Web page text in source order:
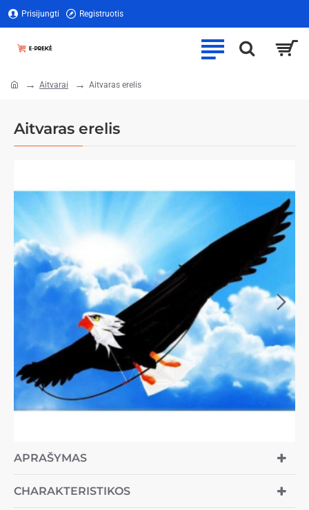
Prisijungti Registruotis
Aitvaras erelis
Aitvarai Aitvaras erelis
APRAŠYMAS
CHARAKTERISTIKOS